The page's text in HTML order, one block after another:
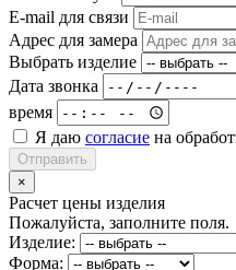
E-mail для связи
Адрес для замера
Выбрать изделие
Дата звонка
время
Я даю согласие на
Отправить
×
Расчет цены изделия
Пожалуйста, заполните поля.
Изделие:
Форма: